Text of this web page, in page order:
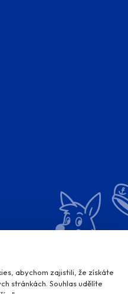
abychom zajistili, že získáte
stránkách. Souhlas udělíte